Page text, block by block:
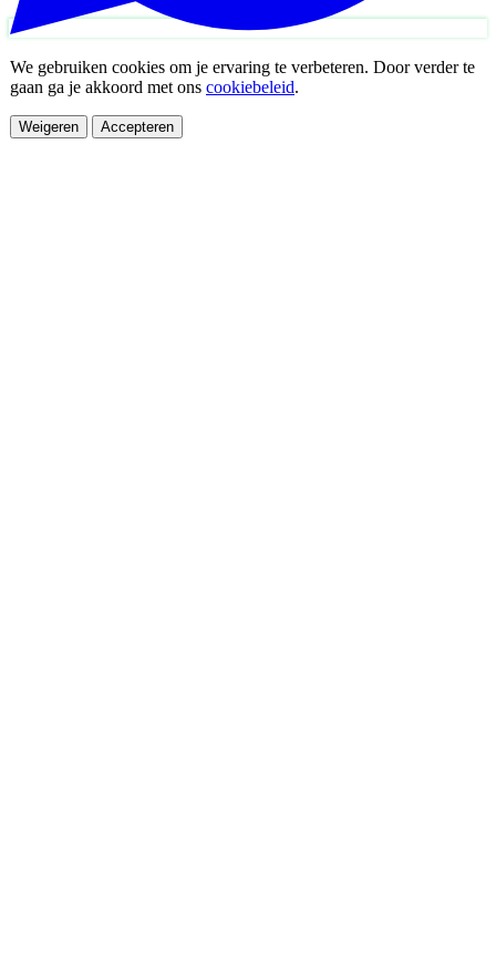
We gebruiken cookies om je ervaring te verbeteren. Door verder te
gaan ga je akkoord met ons cookiebeleid.
Weigeren Accepteren